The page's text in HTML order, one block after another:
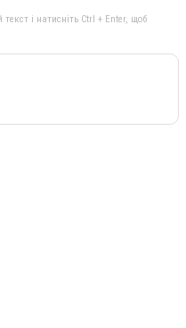
і натисніть Ctrl + Enter, щоб